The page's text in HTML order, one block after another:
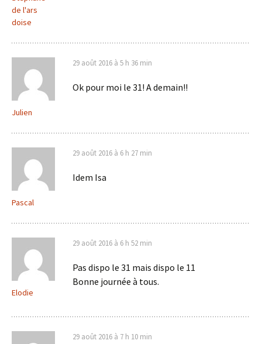
de l'ars
doise
Julien
29 août 2016 à 5 h 36 min
Ok pour moi le 31! A demain!!
Pascal
29 août 2016 à 6 h 27 min
Idem Isa
Elodie
29 août 2016 à 6 h 52 min
Pas dispo le 31 mais dispo le 11
Bonne journée à tous.
29 août 2016 à 7 h 10 min